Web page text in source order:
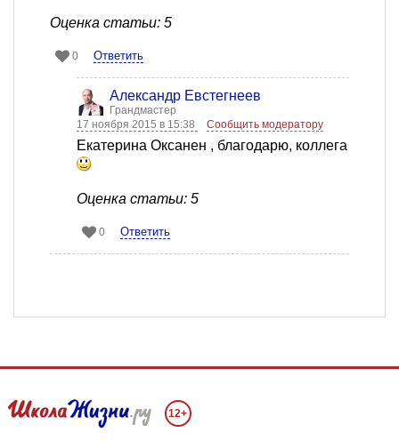
Оценка статьи: 5
0 Ответить
Александр Евстегнеев
Грандмастер
17 ноября 2015 в 15:38
Сообщить модератору
Екатерина Оксанен , благодарю, коллега
Оценка статьи: 5
0 Ответить
12+